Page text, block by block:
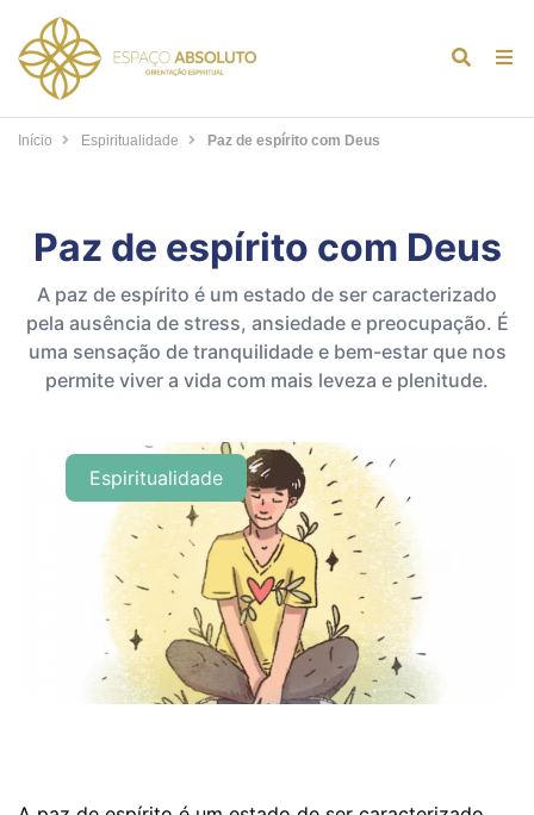
de
Início Espiritualidade Paz de espírito com Deus
Paz de espírito com Deus
A paz de espírito é um estado de ser caracterizado
pela ausência de stress, ansiedade e preocupação. É
uma sensação de tranquilidade e bem-estar que nos
permite viver a vida com mais leveza e plenitude.
Espiritualidade